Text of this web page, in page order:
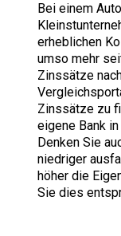
Bei einem
erheblichen
umso mehr
Zinssätze
Zinssätze zu
eigene Bank
Denken Sie
niedriger
höher die
Sie dies